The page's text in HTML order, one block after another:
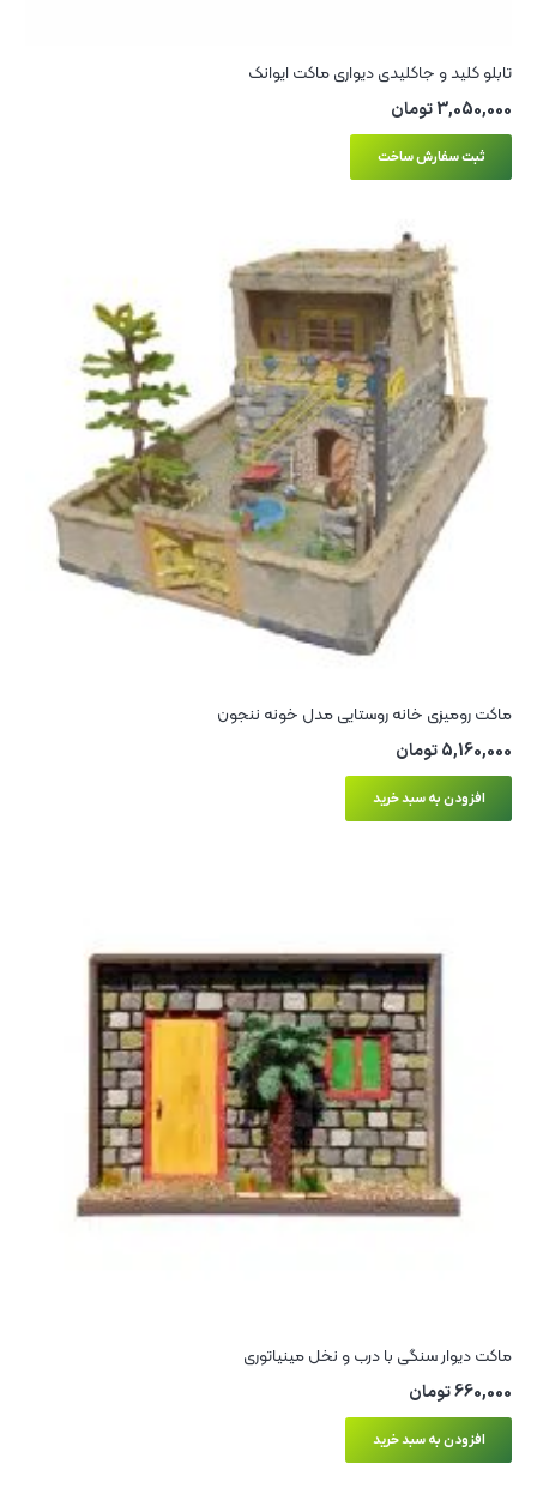
تابلو کلید و جاکلیدی دیواری ماکت ایوانک
3,050,000تومان
ثبت سفارش ساخت
ماکت رومیزی خانه روستایی مدل خونه ننجون
5,160,000تومان
افزودن به سبد خرید
ماکت دیوار سنگی با درب و نخل مینیاتوری
660,000تومان
افزودن به سبد خرید